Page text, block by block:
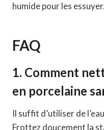
humide pour les essuyer.
FAQ
1. Comment
en porcelaine
Il suffit d’utiliser de
Frottez doucement la